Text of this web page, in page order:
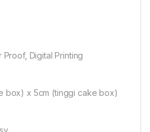
Proof, Digital Printing
box) x 5cm (tinggi cake box)